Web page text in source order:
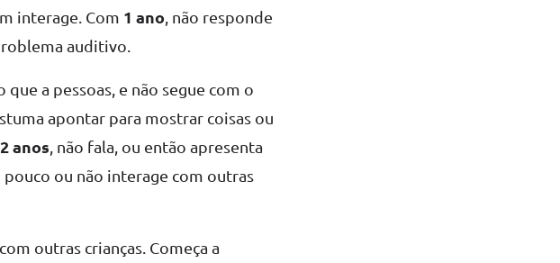
interage. Com 1 ano , não responde
auditivo.
a pessoas, e não segue com o
apontar para mostrar coisas ou
2 anos , não fala, ou então apresenta
ou não interage com outras
outras crianças. Começa a